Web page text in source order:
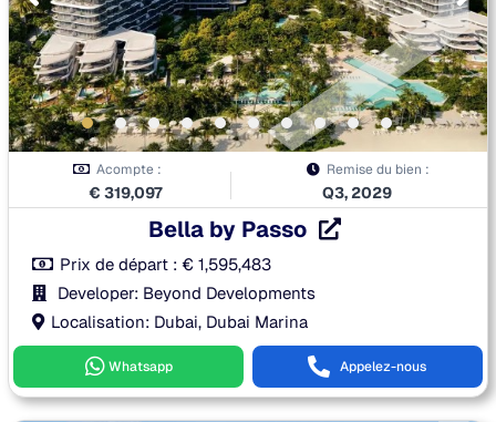
Acompte :
€ 319,097
Remise du bien :
Q3, 2029
Bella by Passo
Prix de départ :€ 1,595,483
Developer: Beyond Developments
Localisation: Dubai, Dubai Marina
Whatsapp Appelez-nous